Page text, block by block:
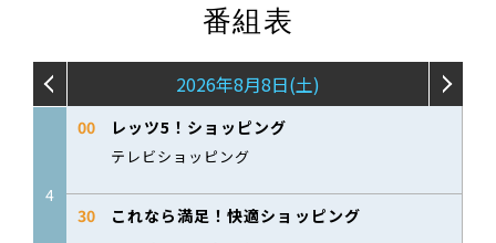
番組表